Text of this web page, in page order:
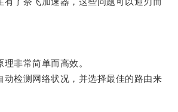
非常简单而高效。
检测网络状况，并选择最佳的路由来